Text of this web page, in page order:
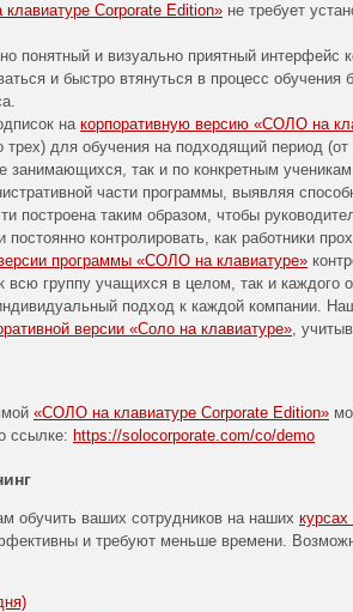
Corporate Edition» не требует
понятный и визуально приятный интерфейс
и быстро втянуться в процесс обучения
на корпоративную версию «СОЛО на
трех) для обучения на подходящий период
занимающихся, так и по конкретным
части программы, выявляя
построена таким образом, чтобы
постоянно контролировать, как работники
программы «СОЛО на клавиатуре»
всю группу учащихся в целом, так и каждого
подход к каждой компании.
версии «Соло на клавиатуре»,
«СОЛО на клавиатуре Corporate Edition»
ссылке: https://solocorporate.com/co/demo
обучить ваших сотрудников на наших
и требуют меньше времени.